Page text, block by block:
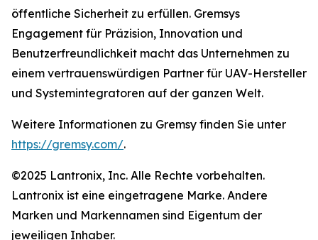
öffentliche Sicherheit zu erfüllen. Gremsys
Engagement für Präzision, Innovation und
Benutzerfreundlichkeit macht das Unternehmen zu
einem vertrauenswürdigen Partner für UAV-Hersteller
und Systemintegratoren auf der ganzen Welt.
Weitere Informationen zu Gremsy finden Sie unter
https://gremsy.com/.
©2025 Lantronix, Inc. Alle Rechte vorbehalten.
Lantronix ist eine eingetragene Marke. Andere
Marken und Markennamen sind Eigentum der
jeweiligen Inhaber.